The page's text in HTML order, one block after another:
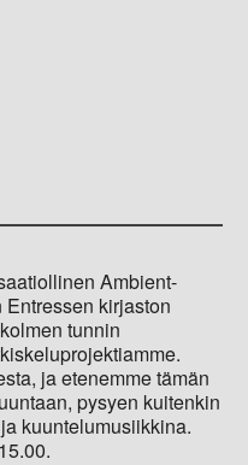
Ambient-
kirjaston
tunnin
ja etenemme tämän
pysyen kuitenkin
kuuntelumusiikkina.